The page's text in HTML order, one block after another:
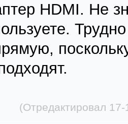
HDMI. Не
(Отредактировал